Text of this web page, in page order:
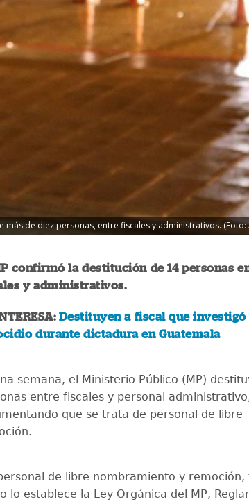
más de diez personas, entre fiscales y administrativos. (Foto:
confirmó la destitución de 14 personas
y administrativos.
Destituyen a fiscal que investigó
durante dictadura en Guatemala
semana, el Ministerio Público (MP)
entre fiscales y personal
que se trata de personal de libre
de libre nombramiento y remoción,
lo establece la Ley Orgánica del MP,